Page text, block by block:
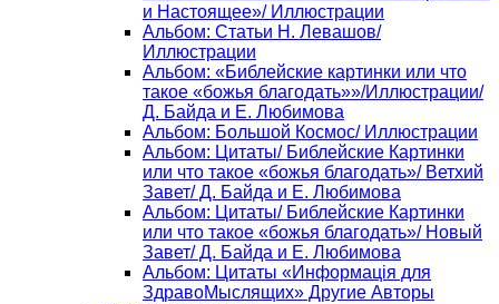
и Настоящее»/ Иллюстрации
Альбом: Статьи Н. Левашов/
Иллюстрации
Альбом: «Библейские картинки или что
такое «божья благодать»»/Иллюстрации/
Д. Байда и Е. Любимова
Альбом: Большой Космос/ Иллюстрации
Альбом: Цитаты/ Библейские Картинки
или что такое «божья благодать»/ Ветхий
Завет/ Д. Байда и Е. Любимова
Альбом: Цитаты/ Библейские Картинки
или что такое «божья благодать»/ Новый
Завет/ Д. Байда и Е. Любимова
Альбом: Цитаты «Информацiя для
ЗдравоМыслящих» Другие Авторы